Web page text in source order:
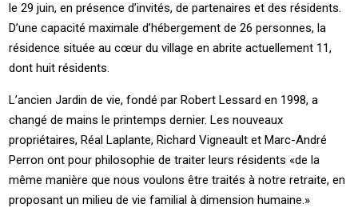
le 29 juin, en présence d’invités, de partenaires et des résidents.
D’une capacité maximale d’hébergement de 26 personnes, la
résidence située au cœur du village en abrite actuellement 11,
dont huit résidents.
L’ancien Jardin de vie, fondé par Robert Lessard en 1998, a
changé de mains le printemps dernier. Les nouveaux
propriétaires, Réal Laplante, Richard Vigneault et Marc-André
Perron ont pour philosophie de traiter leurs résidents «de la
même manière que nous voulons être traités à notre retraite, en
proposant un milieu de vie familial à dimension humaine.»